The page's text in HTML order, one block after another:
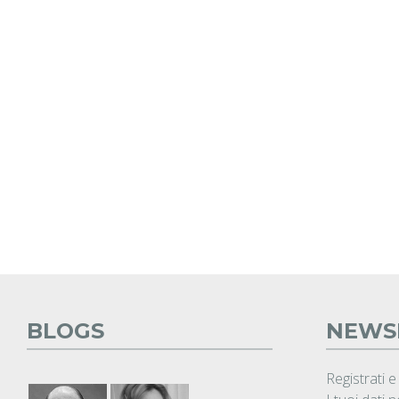
BLOGS
Registrati